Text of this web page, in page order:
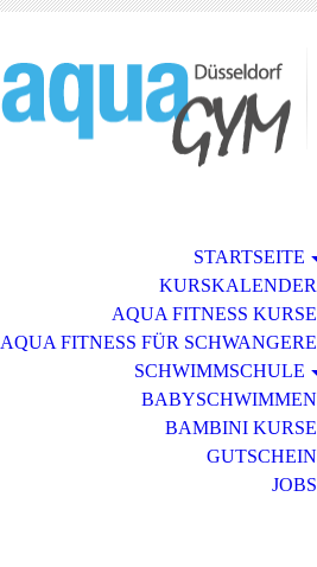
STARTSEITE
KURSKALENDER
AQUA FITNESS KURSE
AQUA FITNESS FÜR SCHWANGERE
SCHWIMMSCHULE
BABYSCHWIMMEN
BAMBINI KURSE
GUTSCHEIN
JOBS